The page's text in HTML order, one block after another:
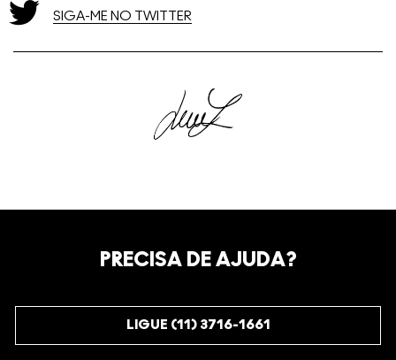
SIGA-ME NO TWITTER
PRECISA DE AJUDA?
LIGUE (11) 3716-1661